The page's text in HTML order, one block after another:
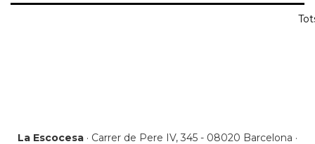
La Escocesa · Carrer de Pere IV, 345 - 08020 Barcelona ·